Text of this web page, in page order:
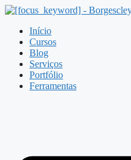
Pular
conteúdo
Início
Cursos
Blog
Serviços
Portfólio
Ferramentas